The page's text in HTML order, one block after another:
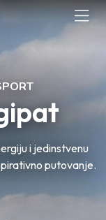
i jedinstvenu
putovanje.